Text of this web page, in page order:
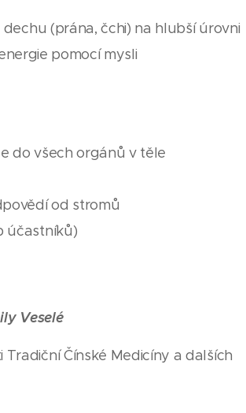
(prána, čchi) na hlubší úrovni
pomocí mysli
do všech orgánů v těle
od stromů
účastníků)
Veselé
Čínské Medicíny a dalších